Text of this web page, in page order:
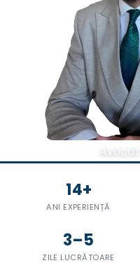
14+
ANI EXPERIENȚĂ
3–5
ZILE LUCRĂTOARE